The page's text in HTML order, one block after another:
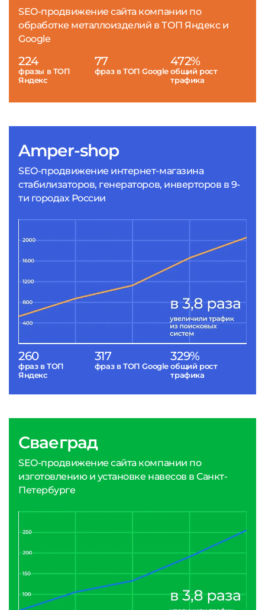
Amper-shop
SEO-продвижение интернет-магазина
стабилизаторов, генераторов, инверторов в 9-
ти городах России
260
фраз в ТОП
Яндекс
317
фраз в ТОП Google
329%
общий рост
трафика
SEO-продвижение сайта компании по
обработке металлоизделий в ТОП Яндекс и
Google
224
фразы в ТОП
Яндекс
77
фраз в ТОП Google
472%
общий рост
трафика
Сваеград
SEO-продвижение сайта компании по
изготовлению и установке навесов в Санкт-
Петербурге